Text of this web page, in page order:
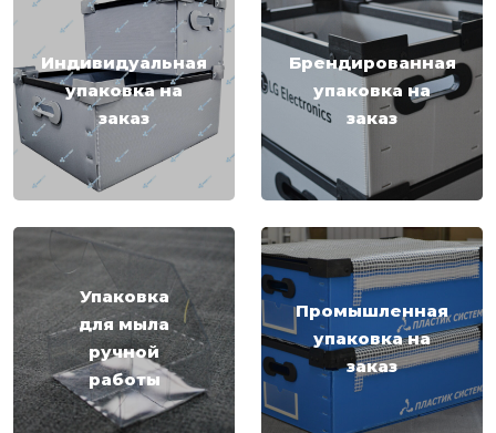
Индивидуальная
упаковка на
заказ
Брендированная
упаковка на
заказ
Упаковка
для мыла
ручной
работы
Промышленная
упаковка на
заказ